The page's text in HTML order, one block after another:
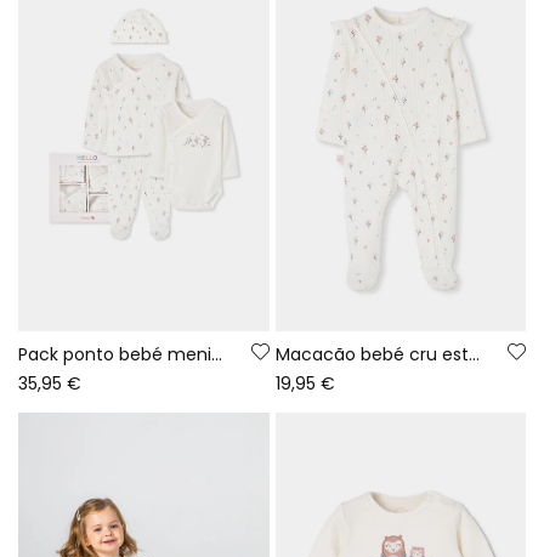
Pack ponto bebé menina branco estampado flores
35,95 €
Macacão bebé cru estampado flores com folhos
19,95 €